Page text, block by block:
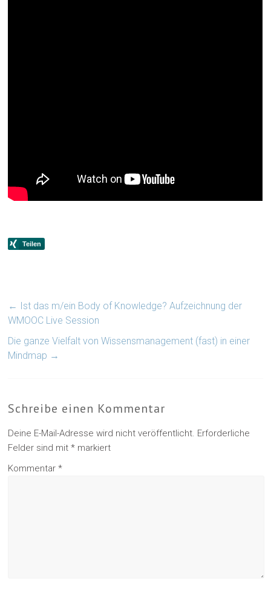
← Ist das m/ein Body of Knowledge? Aufzeichnung der
WMOOC Live Session
Die ganze Vielfalt von Wissensmanagement (fast) in einer
Mindmap →
Schreibe einen Kommentar
Deine E-Mail-Adresse wird nicht veröffentlicht. Erforderliche
Felder sind mit* markiert
Kommentar*